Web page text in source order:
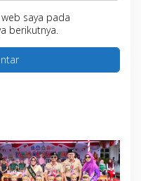
saya pada
berikutnya.